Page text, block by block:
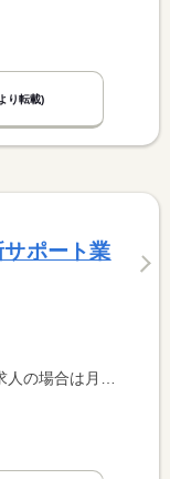
り転載)
サポート業
は時間額を表示しています。